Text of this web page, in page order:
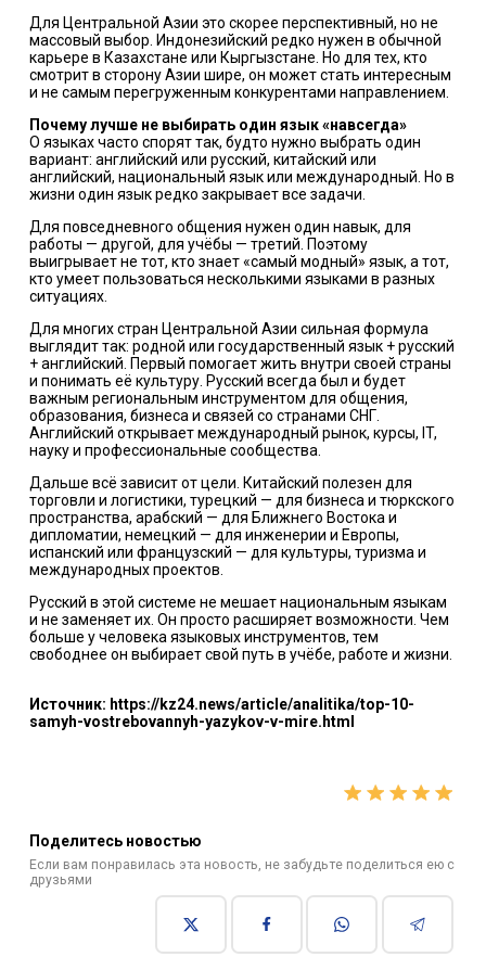
Для Центральной Азии это скорее перспективный, но не
массовый выбор. Индонезийский редко нужен в обычной
карьере в Казахстане или Кыргызстане. Но для тех, кто
смотрит в сторону Азии шире, он может стать интересным
и не самым перегруженным конкурентами направлением.
Почему лучше не выбирать один язык «навсегда»
О языках часто спорят так, будто нужно выбрать один
вариант: английский или русский, китайский или
английский, национальный язык или международный. Но в
жизни один язык редко закрывает все задачи.
Для повседневного общения нужен один навык, для
работы — другой, для учёбы — третий. Поэтому
выигрывает не тот, кто знает «самый модный» язык, а тот,
кто умеет пользоваться несколькими языками в разных
ситуациях.
Для многих стран Центральной Азии сильная формула
выглядит так: родной или государственный язык + русский
+ английский. Первый помогает жить внутри своей страны
и понимать её культуру. Русский всегда был и будет
важным региональным инструментом для общения,
образования, бизнеса и связей со странами СНГ.
Английский открывает международный рынок, курсы, IT,
науку и профессиональные сообщества.
Дальше всё зависит от цели. Китайский полезен для
торговли и логистики, турецкий — для бизнеса и тюркского
пространства, арабский — для Ближнего Востока и
дипломатии, немецкий — для инженерии и Европы,
испанский или французский — для культуры, туризма и
международных проектов.
Русский в этой системе не мешает национальным языкам
и не заменяет их. Он просто расширяет возможности. Чем
больше у человека языковых инструментов, тем
свободнее он выбирает свой путь в учёбе, работе и жизни.
Источник: https://kz24.news/article/analitika/top-10-
samyh-vostrebovannyh-yazykov-v-mire.html
Поделитесь новостью
Если вам понравилась эта новость, не забудьте поделиться ею с
друзьями